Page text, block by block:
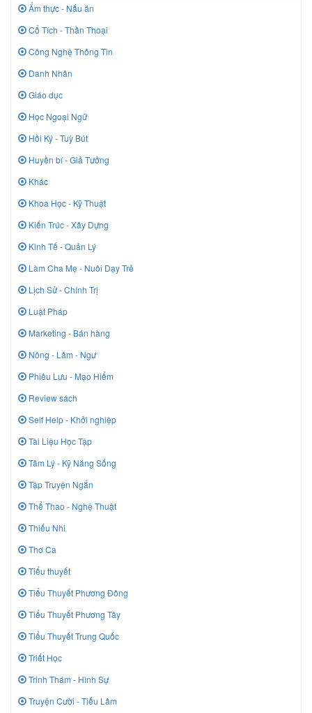
Ẩm thực - Nấu ăn
Cổ Tích - Thần Thoại
Công Nghệ Thông Tin
Danh Nhân
Giáo dục
Học Ngoại Ngữ
Hồi Ký - Tuỳ Bút
Huyền bí - Giả Tưởng
Khác
Khoa Học - Kỹ Thuật
Kiến Trúc - Xây Dựng
Kinh Tế - Quản Lý
Làm Cha Mẹ - Nuôi Dạy Trẻ
Lịch Sử - Chính Trị
Luật Pháp
Marketing - Bán hàng
Nông - Lâm - Ngư
Phiêu Lưu - Mạo Hiểm
Review sách
Self Help - Khởi nghiệp
Tài Liệu Học Tập
Tâm Lý - Kỹ Năng Sống
Tập Truyện Ngắn
Thể Thao - Nghệ Thuật
Thiếu Nhi
Thơ Ca
Tiểu thuyết
Tiểu Thuyết Phương Đông
Tiểu Thuyết Phương Tây
Tiểu Thuyết Trung Quốc
Triết Học
Trinh Thám - Hình Sự
Truyện Cười - Tiếu Lâm